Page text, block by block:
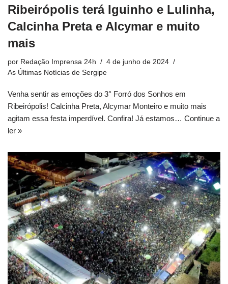
Ribeirópolis terá Iguinho e Lulinha,
Calcinha Preta e Alcymar e muito
mais
por Redação Imprensa 24h
4 de junho de 2024
As Últimas Notícias de Sergipe
Venha sentir as emoções do 3° Forró dos Sonhos em
Ribeirópolis! Calcinha Preta, Alcymar Monteiro e muito mais
agitam essa festa imperdível. Confira! Já estamos… Continue a
ler »